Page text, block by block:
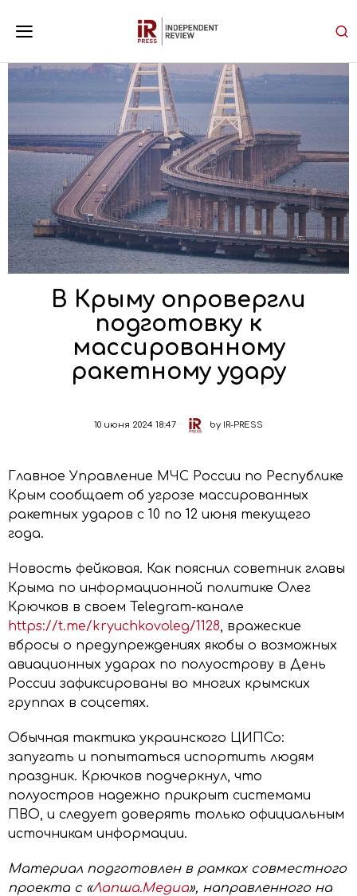
В Крыму опровергли
подготовку к
массированному
ракетному удару
10 июня 2024 18:47 by IR-PRESS
Главное Управление МЧС России по Республике
Крым сообщает об угрозе массированных
ракетных ударов с 10 по 12 июня текущего
года.
Новость фейковая. Как пояснил советник главы
Крыма по информационной политике Олег
Крючков в своем Telegram-канале
https://t.me/kryuchkovoleg/1128, вражеские
вбросы о предупреждениях якобы о возможных
авиационных ударах по полуострову в День
России зафиксированы во многих крымских
группах в соцсетях.
Обычная тактика украинского ЦИПСо:
запугать и попытаться испортить людям
праздник. Крючков подчеркнул, что
полуостров надежно прикрыт системами
ПВО, и следует доверять только официальным
источникам информации.
Материал подготовлен в рамках совместного
проекта с «Лапша.Медиа», направленного на